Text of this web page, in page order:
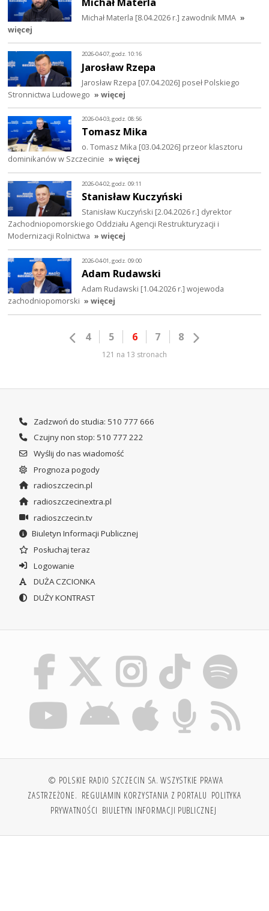
Michał Materla [8.04.2026 r.] zawodnik MMA »
więcej
2026-04-07, godz. 10:16
Jarosław Rzepa
Jarosław Rzepa [07.04.2026] poseł Polskiego
Stronnictwa Ludowego » więcej
2026-04-03, godz. 08:56
Tomasz Mika
o. Tomasz Mika [03.04.2026] przeor klasztoru
dominikanów w Szczecinie » więcej
2026-04-02, godz. 09:11
Stanisław Kuczyński
Stanisław Kuczyński [2.04.2026 r.] dyrektor
Zachodniopomorskiego Oddziału Agencji Restrukturyzacji i
Modernizacji Rolnictwa » więcej
2026-04-01, godz. 09:00
Adam Rudawski
Adam Rudawski [1.04.2026 r.] wojewoda
zachodniopomorski » więcej
4 5 6 7 8
121 na 13 stronach
Zadzwoń do studia: 510 777 666
Czujny non stop: 510 777 222
Wyślij do nas wiadomość
Prognoza pogody
radioszczecin.pl
radioszczecinextra.pl
radioszczecin.tv
Biuletyn Informacji Publicznej
Posłuchaj teraz
Logowanie
DUŻA CZCIONKA
DUŻY KONTRAST
© POLSKIE RADIO SZCZECIN SA. WSZYSTKIE PRAWA
ZASTRZEŻONE. REGULAMIN KORZYSTANIA Z PORTALU POLITYKA
PRYWATNOŚCI BIULETYN INFORMACJI PUBLICZNEJ